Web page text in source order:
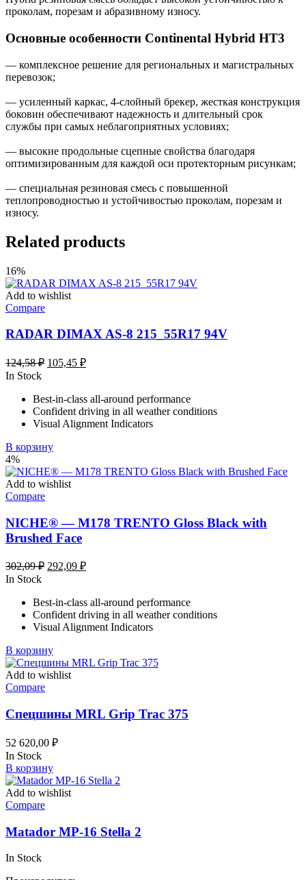
проколам, порезам и абразивному износу.
Основные особенности Continental Hybrid HT3
— комплексное решение для региональных и магистральных
перевозок;
— усиленный каркас, 4-слойный брекер, жесткая конструкция
боковин обеспечивают надежность и длительный срок
службы при самых неблагоприятных условиях;
— высокие продольные сцепные свойства благодаря
оптимизированным для каждой оси протекторным рисункам;
— специальная резиновая смесь с повышенной
теплопроводностью и устойчивостью проколам, порезам и
износу.
Related products
16%
Add to wishlist
Compare
RADAR DIMAX AS-8 215_55R17 94V
124,58₽ Первоначальная
124,58 ₽.
105,45 ₽Текущая
In Stock
Best-in-class all-around performance
Confident driving in all weather conditions
Visual Alignment Indicators
В корзину
4%
Add to wishlist
Compare
NICHE® — M178 TRENTO Gloss Black with
Brushed Face
302,09₽ Первоначальная
302,09 ₽.
292,09 ₽Текущая
In Stock
Best-in-class all-around performance
Confident driving in all weather conditions
Visual Alignment Indicators
В корзину
Add to wishlist
Compare
Спецшины MRL Grip Trac 375
52 620,00 ₽
In Stock
В корзину
Add to wishlist
Compare
Matador MP-16 Stella 2
In Stock